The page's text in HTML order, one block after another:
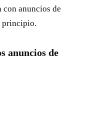
con anuncios de
principio.
anuncios de